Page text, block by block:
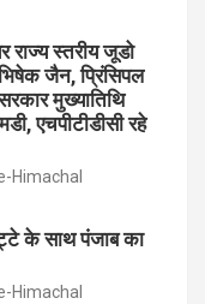
राज्य स्तरीय जूडो
जैन, प्रिंसिपल
मुख्यातिथि
एचपीटीडीसी रहे
Himachal
के साथ पंजाब का
Himachal